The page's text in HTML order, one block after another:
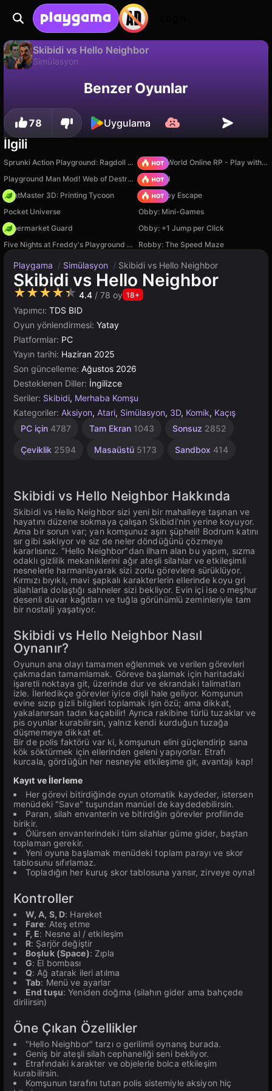
Skibidi vs Hello Neighbor
Simülasyon
Benzer Oyunlar
78 Uygulama
İlgili
Sprunki Action Playground: Ragdoll Sandbox
Sprunki World Online RP - Play with Friends!
Playground Man Mod! Web of Destruction! TB World
PrintMaster 3D: Printing Tycoon
Your Obby Escape
Pocket Universe
Obby: Mini-Games
Supermarket Guard
Obby: +1 Jump per Click
Five Nights at Freddy's Playground Sandbox
Robby: The Speed Maze
Playgama / Simülasyon / Skibidi vs Hello Neighbor
Skibidi vs Hello Neighbor
★★★★★ 4.4 / 78 oy 18+
Yapımcı: TDS BID
Oyun yönlendirmesi: Yatay
Platformlar: PC
Yayın tarihi: Haziran 2025
Son güncelleme: Ağustos 2026
Desteklenen Diller: İngilizce
Seriler: Skibidi, Merhaba Komşu
Kategoriler: Aksiyon, Atari, Simülasyon, 3D, Komik, Kaçış
PC için 4787 Tam Ekran 1043 Sonsuz 2852
Çeviklik 2594 Masaüstü 5173 Sandbox 414
Yüksek
3572
Rus
Basit
Çocuklar
1480
Tarayıcı
Sanal
197
Unity
3177
Skibidi vs Hello Neighbor Hakkında
Skibidi vs Hello Neighbor sizi yeni bir mahalleye taşınan ve
hayatını düzene sokmaya çalışan Skibidi’nin yerine koyuyor.
Ama bir sorun var; yan komşunuz aşırı şüpheli! Bodrum katını
sır gibi saklıyor ve siz de neler döndüğünü çözmeye
kararlısınız. "Hello Neighbor"dan ilham alan bu yapım, sızma
odaklı gizlilik mekaniklerini ağır ateşli silahlar ve etkileşimli
nesnelerle harmanlayarak sizi zorlu görevlere sürüklüyor.
Kırmızı bıyıklı, mavi şapkalı karakterlerin ellerinde koyu gri
silahlarla dolaştığı sahneler sizi bekliyor. Evin içi ise o meşhur
desenli duvar kağıtları ve tuğla görünümlü zeminleriyle tam
bir nostalji yaşatıyor.
Skibidi vs Hello Neighbor Nasıl
Oynanır?
Oyunun ana olayı tamamen eğlenmek ve verilen görevleri
çakmadan tamamlamak. Göreve başlamak için haritadaki
işaretli noktaya git, üzerinde dur ve ekrandaki talimatları
izle. İlerledikçe görevler iyice dişli hale geliyor. Komşunun
evine sızıp gizli bilgileri toplamak işin özü; ama dikkat,
yakalanırsan tadın kaçabilir! Ayrıca rakibine türlü tuzaklar ve
pis oyunlar kurabilirsin, yalnız kendi kurduğun tuzağa
düşmemeye dikkat et.
Bir de polis faktörü var ki, komşunun elini güçlendirip sana
kök söktürmek için ellerinden geleni yapıyorlar. Etrafı
kurcala, gördüğün her nesneyle etkileşime gir, avantajı kap!
Kayıt ve İlerleme
Her görevi bitirdiğinde oyun otomatik kaydeder, istersen
menüdeki "Save" tuşundan manüel de kaydedebilirsin.
Paran, silah envanterin ve bitirdiğin görevler profilinde
birikir.
Ölürsen envanterindeki tüm silahlar güme gider, baştan
toplaman gerekir.
Yeni oyuna başlamak menüdeki toplam parayı ve skor
tablosunu sıfırlamaz.
Topladığın her kuruş skor tablosuna yansır, zirveye oyna!
Kontroller
W, A, S, D: Hareket
Fare: Ateş etme
F, E: Nesne al / etkileşim
R: Şarjör değiştir
Boşluk (Space): Zıpla
G: El bombası
Q: Ağ atarak ileri atılma
Tab: Menü ve ayarlar
End tuşu: Yeniden doğma (silahın gider ama bahçede
dirilirsin)
Öne Çıkan Özellikler
"Hello Neighbor" tarzı o gerilimli oynanış burada.
Geniş bir ateşli silah cephaneliği seni bekliyor.
Etrafındaki karakter ve objelerle bolca etkileşim
kurabilirsin.
Komşunun tarafını tutan polis sistemiyle aksiyon hiç